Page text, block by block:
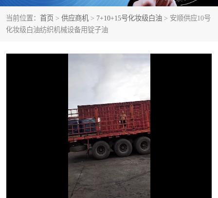
当前位置： 首页 > 供应商机 > 7+10+15号化妆级白油 > 安顺供应10号
化妆级白油纺织机械设备用锭子油
异构烷烃 天然乳胶
46+68号化妆级白油